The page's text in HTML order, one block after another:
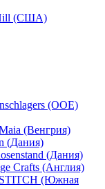
(США)
(OOE)
(Венгрия)
(Дания)
(Дания)
Crafts (Англия)
(Южная